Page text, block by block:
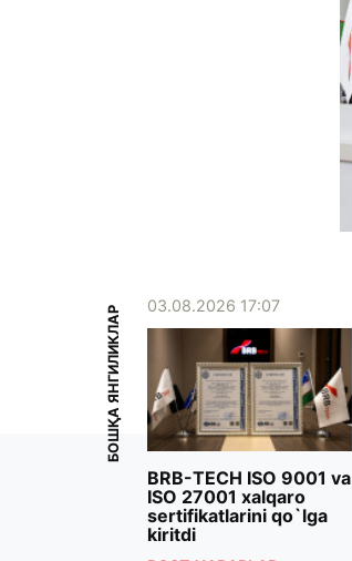
БОШҚА ЯНГИЛИКЛАР 03.08.2026 17:07
BRB-TECH ISO 9001 va
ISO 27001 xalqaro
sertifikatlarini qo`lga
kiritdi